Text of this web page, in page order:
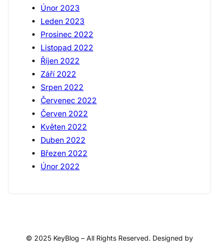
Únor 2023
Leden 2023
Prosinec 2022
Listopad 2022
Říjen 2022
Září 2022
Srpen 2022
Červenec 2022
Červen 2022
Květen 2022
Duben 2022
Březen 2022
Únor 2022
© 2025 KeyBlog – All Rights Reserved. Designed by